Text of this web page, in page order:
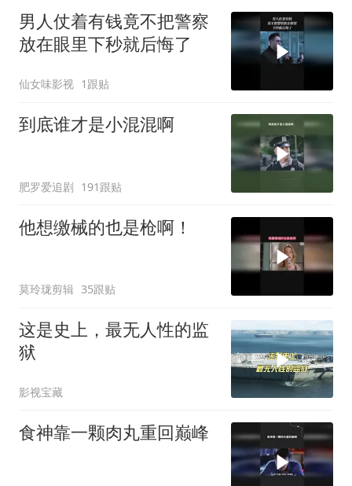
男人仗着有钱竟不把警察
放在眼里下秒就后悔了
仙女味影视 1跟贴
到底谁才是小混混啊
肥罗爱追剧 191跟贴
他想缴械的也是枪啊！
莫玲珑剪辑 35跟贴
这是史上，最无人性的监
狱
影视宝藏
食神靠一颗肉丸重回巅峰